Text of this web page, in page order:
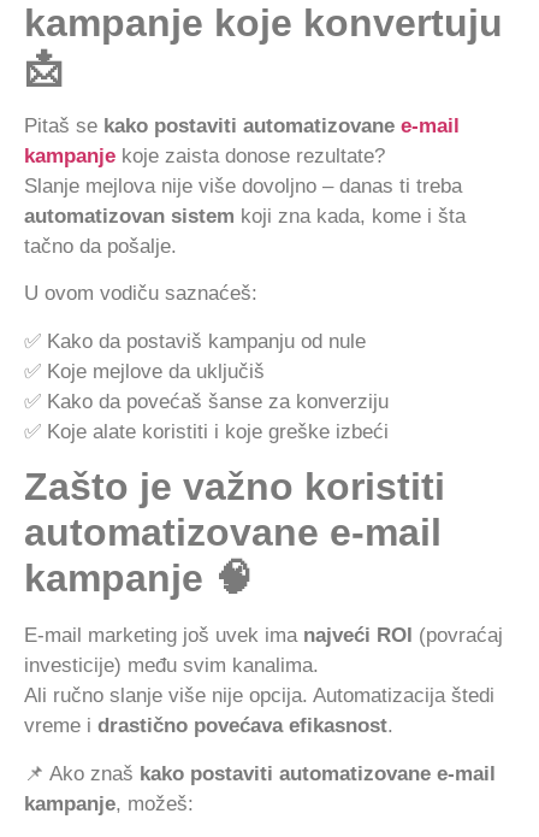
kampanje koje konvertuju
📩
Pitaš se kako postaviti automatizovane e-mail
kampanje koje zaista donose rezultate?
Slanje mejlova nije više dovoljno – danas ti treba
automatizovan sistem koji zna kada, kome i šta
tačno da pošalje.
U ovom vodiču saznaćeš:
✅ Kako da postaviš kampanju od nule
✅ Koje mejlove da uključiš
✅ Kako da povećaš šanse za konverziju
✅ Koje alate koristiti i koje greške izbeći
Zašto je važno koristiti
automatizovane e-mail
kampanje 🧠
E-mail marketing još uvek ima najveći ROI (povraćaj
investicije) među svim kanalima.
Ali ručno slanje više nije opcija. Automatizacija štedi
vreme i drastično povećava efikasnost.
📌 Ako znaš kako postaviti automatizovane e-mail
kampanje, možeš: